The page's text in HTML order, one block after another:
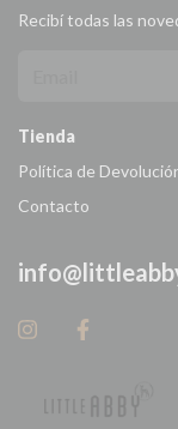
Recibí todas las
Tienda
Política de
Contacto